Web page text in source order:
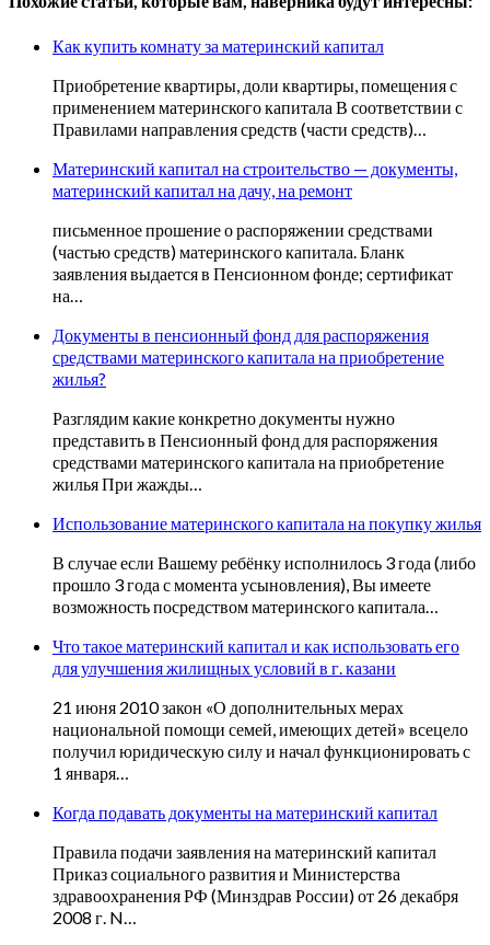
Как купить комнату за материнский капитал
Приобретение квартиры, доли квартиры, помещения с
применением материнского капитала В соответствии с
Правилами направления средств (части средств)…
Материнский капитал на строительство — документы,
материнский капитал на дачу, на ремонт
письменное прошение о распоряжении средствами
(частью средств) материнского капитала. Бланк
заявления выдается в Пенсионном фонде; сертификат
на…
Документы в пенсионный фонд для распоряжения
средствами материнского капитала на приобретение
жилья?
Разглядим какие конкретно документы нужно
представить в Пенсионный фонд для распоряжения
средствами материнского капитала на приобретение
жилья При жажды…
Использование материнского капитала на покупку жилья
В случае если Вашему ребёнку исполнилось 3 года (либо
прошло 3 года с момента усыновления), Вы имеете
возможность посредством материнского капитала…
Что такое материнский капитал и как использовать его
для улучшения жилищных условий в г. казани
21 июня 2010 закон «О дополнительных мерах
национальной помощи семей, имеющих детей» всецело
получил юридическую силу и начал функционировать с
1 января…
Когда подавать документы на материнский капитал
Правила подачи заявления на материнский капитал
Приказ социального развития и Министерства
здравоохранения РФ (Минздрав России) от 26 декабря
2008 г. N…